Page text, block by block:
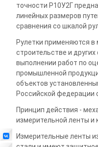
точности Р10У2Г
линейных размеров
сравнения со шкалой
Рулетки применяются
строительстве и
выполнении работ по
промышленной
объектов
Российской федерации
Принцип действия -
измерительной ленты и
Измерительные ленты